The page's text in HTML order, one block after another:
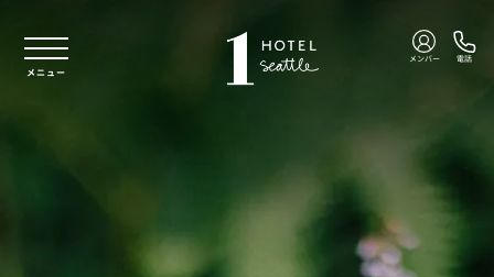
メニュー
メンバー 電話